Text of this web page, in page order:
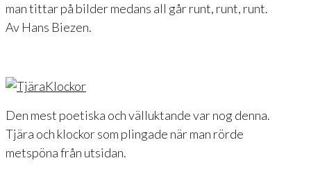
man tittar på bilder medans all går runt, runt, runt.
Av Hans Biezen.
Den mest poetiska och välluktande var nog denna.
Tjära och klockor som plingade när man rörde
metspöna från utsidan.